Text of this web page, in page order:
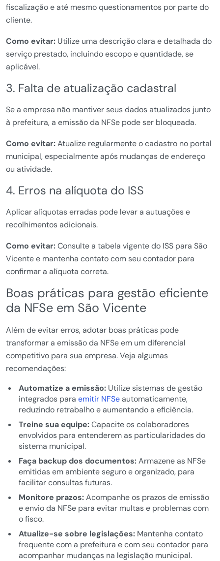
fiscalização e até mesmo questionamentos por parte do
cliente.
Como evitar: Utilize uma descrição clara e detalhada do
serviço prestado, incluindo escopo e quantidade, se
aplicável.
3. Falta de atualização cadastral
Se a empresa não mantiver seus dados atualizados junto
à prefeitura, a emissão da NFSe pode ser bloqueada.
Como evitar:Atualize regularmente o cadastro no portal
municipal, especialmente após mudanças de endereço
ou atividade.
4. Erros na alíquota do ISS
Aplicar alíquotas erradas pode levar a autuações e
recolhimentos adicionais.
Como evitar:Consulte a tabela vigente do ISS para São
Vicente e mantenha contato com seu contador para
confirmar a alíquota correta.
Boas práticas para gestão eficiente
da NFSe em São Vicente
Além de evitar erros, adotar boas práticas pode
transformar a emissão da NFSe em um diferencial
competitivo para sua empresa. Veja algumas
recomendações:
Automatize a emissão:Utilize sistemas de gestão
integrados para emitir NFSeautomaticamente,
reduzindo retrabalho e aumentando a eficiência.
Treine sua equipe:Capacite os colaboradores
envolvidos para entenderem as particularidades do
sistema municipal.
Faça backup dos documentos:Armazene as NFSe
emitidas em ambiente seguro e organizado, para
facilitar consultas futuras.
Monitore prazos:Acompanhe os prazos de emissão
e envio da NFSe para evitar multas e problemas com
o fisco.
Atualize-se sobre legislações:Mantenha contato
frequente com a prefeitura e com seu contador para
acompanhar mudanças na legislação municipal.